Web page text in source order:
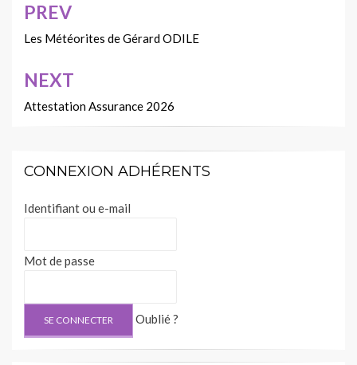
Navigation
de
l’article
PREV
Les Météorites de Gérard ODILE
NEXT
Attestation Assurance 2026
CONNEXION ADHÉRENTS
Identifiant ou e-mail
Mot de passe
Oublié ?